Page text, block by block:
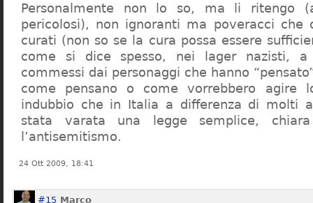
Personalmente non lo so, ma li ritengo
pericolosi), non ignoranti ma poveracci che
curati (non so se la cura possa essere
come si dice spesso, nei lager nazisti,
commessi dai personaggi che hanno
come pensano o come vorrebbero agire
indubbio che in Italia a differenza di molti
stata varata una legge semplice,
l’antisemitismo.
24 Ott 2009, 18:41
#15 Marco